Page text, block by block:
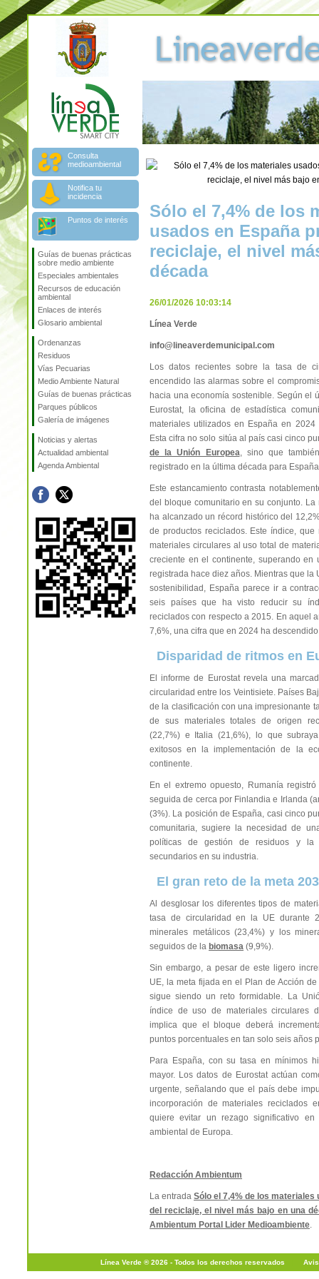
Consulta
medioambiental
Notifica tu
incidencia
Puntos de interés
Guías de buenas prácticas
sobre medio ambiente
Especiales ambientales
Recursos de educación
ambiental
Enlaces de interés
Glosario ambiental
Ordenanzas
Residuos
Vías Pecuarias
Medio Ambiente Natural
Guías de buenas prácticas
Parques públicos
Galería de imágenes
Noticias y alertas
Actualidad ambiental
Agenda Ambiental
Sólo el 7,4% de los
usados en España
reciclaje, el nivel
década
26/01/2026 10:03:14
Línea Verde
info@lineaverdemunicipal.com
Los datos recientes sobre la tasa de
encendido las alarmas sobre el
hacia una economía sostenible. Según el
Eurostat, la oficina de estadística
materiales utilizados en España en
Esta cifra no solo sitúa al país casi cinco
de la Unión Europea, sino que
registrado en la última década para
Este estancamiento contrasta
del bloque comunitario en su conjunto.
ha alcanzado un récord histórico del
de productos reciclados. Este índice,
materiales circulares al uso total de
creciente en el continente, superando en
registrada hace diez años. Mientras que la
sostenibilidad, España parece ir a
seis países que ha visto reducir su
reciclados con respecto a 2015. En aquel
7,6%, una cifra que en 2024 ha
Disparidad de ritmos en
El informe de Eurostat revela una
circularidad entre los Veintisiete. Países
de la clasificación con una impresionante
de sus materiales totales de origen
(22,7%) e Italia (21,6%), lo que
exitosos en la implementación de la
continente.
En el extremo opuesto, Rumanía
seguida de cerca por Finlandia e Irlanda
(3%). La posición de España, casi cinco
comunitaria, sugiere la necesidad de
políticas de gestión de residuos y la
secundarios en su industria.
El gran reto de la meta
Al desglosar los diferentes tipos de
tasa de circularidad en la UE durante
minerales metálicos (23,4%) y los
seguidos de la biomasa (9,9%).
Sin embargo, a pesar de este ligero
UE, la meta fijada en el Plan de Acción
sigue siendo un reto formidable. La
índice de uso de materiales circulares
implica que el bloque deberá
puntos porcentuales en tan solo seis años
Para España, con su tasa en mínimos
mayor. Los datos de Eurostat actúan
urgente, señalando que el país debe
incorporación de materiales reciclados
quiere evitar un rezago significativo
ambiental de Europa.
Redacción Ambientum
La entrada Sólo el 7,4% de los
del reciclaje, el nivel más bajo en una
Ambientum Portal Lider Medioambiente.
Línea Verde ® 2026 - Todos los derechos reservados